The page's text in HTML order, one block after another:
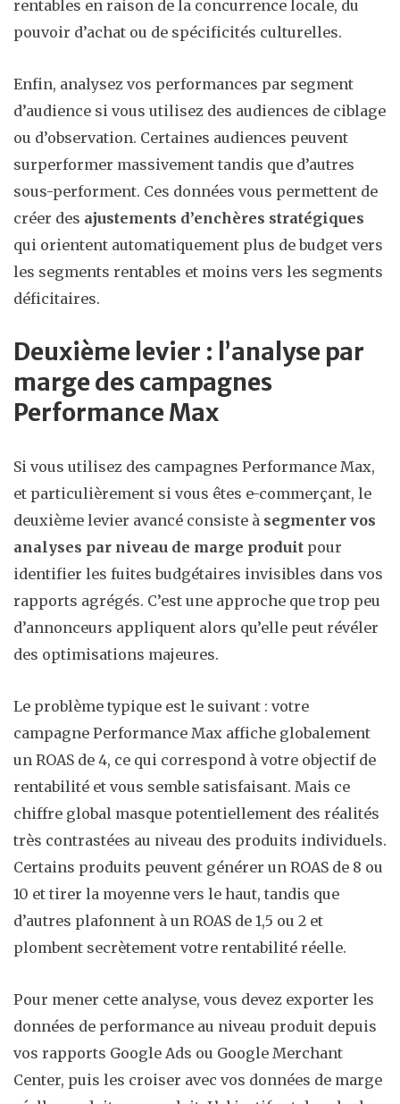
rentables en raison de la concurrence locale, du
pouvoir d’achat ou de spécificités culturelles.
Enfin, analysez vos performances par segment
d’audience si vous utilisez des audiences de ciblage
ou d’observation. Certaines audiences peuvent
surperformer massivement tandis que d’autres
sous-performent. Ces données vous permettent de
créer des ajustements d’enchères stratégiques
qui orientent automatiquement plus de budget vers
les segments rentables et moins vers les segments
déficitaires.
Deuxième levier : l’analyse par
marge des campagnes
Performance Max
Si vous utilisez des campagnes Performance Max,
et particulièrement si vous êtes e-commerçant, le
deuxième levier avancé consiste à segmenter vos
analyses par niveau de marge produit pour
identifier les fuites budgétaires invisibles dans vos
rapports agrégés. C’est une approche que trop peu
d’annonceurs appliquent alors qu’elle peut révéler
des optimisations majeures.
Le problème typique est le suivant : votre
campagne Performance Max affiche globalement
un ROAS de 4, ce qui correspond à votre objectif de
rentabilité et vous semble satisfaisant. Mais ce
chiffre global masque potentiellement des réalités
très contrastées au niveau des produits individuels.
Certains produits peuvent générer un ROAS de 8 ou
10 et tirer la moyenne vers le haut, tandis que
d’autres plafonnent à un ROAS de 1,5 ou 2 et
plombent secrètement votre rentabilité réelle.
Pour mener cette analyse, vous devez exporter les
données de performance au niveau produit depuis
vos rapports Google Ads ou Google Merchant
Center, puis les croiser avec vos données de marge